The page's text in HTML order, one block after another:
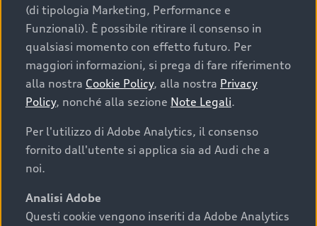
Cosa sapere prima di
acquistare la tua prossima
auto
I requisiti fondamentali da considerare prima di
acquistare un’auto usata, oltre al prezzo e all'aspetto,
chilometraggio: un valore contenuto corrisponde a
(di tipologia Marketing, Performance e
Funzionali). È possibile ritirare il consenso in
qualsiasi momento con effetto futuro. Per
maggiori informazioni, si prega di fare riferimento
alla nostra Cookie Policy, alla nostra Privacy
Policy, nonché alla sezione Note Legali.
Per l'utilizzo di Adobe Analytics, il consenso
fornito dall'utente si applica sia ad Audi che a
noi.
Analisi Adobe
Questi cookie vengono inseriti da Adobe Analytics